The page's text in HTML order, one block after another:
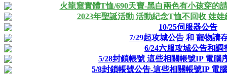
火龍窟實體T恤/690天寶-黑白兩色有小孩穿的
2023年聖誕活動 活動紀念T恤不回收 娃娃
10/25伺服器公告
7/29起攻城公告 和 寵物請
6/24六服攻城公告和調
5/28封鎖帳號 這些相關帳號IP 電腦
5/8封鎖帳號公告-這些相關帳號IP 電